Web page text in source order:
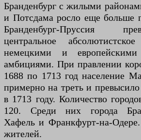
Бранденбург с жилыми
и Потсдама росло еще больше
Бранденбург-Пруссия
центральное
немецкими и европейскими
амбициями. При правлении
1688 по 1713 год население
примерно на треть и
в 1713 году. Количество
120. Среди них города
Хафель и Франкфурт-на-
жителей.